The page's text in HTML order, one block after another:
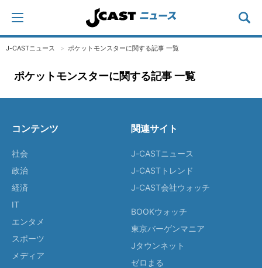
J-CASTニュース ポケットモンスターに関する記事 一覧
ポケットモンスターに関する記事 一覧
コンテンツ
社会
政治
経済
IT
エンタメ
スポーツ
メディア
関連サイト
J-CASTニュース
J-CASTトレンド
J-CAST会社ウォッチ
BOOKウォッチ
東京バーゲンマニア
Jタウンネット
ゼロまる